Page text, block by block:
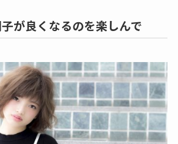
が良くなるのを楽しんで